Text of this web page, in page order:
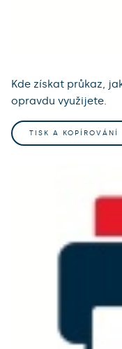
Kde získat průkaz,
opravdu využijete.
TISK A KOPÍROVÁNÍ